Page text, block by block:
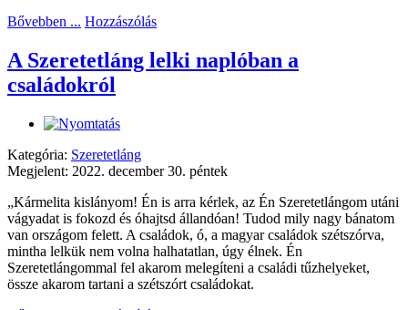
Bővebben ... Hozzászólás
A Szeretetláng lelki naplóban a
családokról
Kategória: Szeretetláng
Megjelent: 2022. december 30. péntek
„Kármelita kislányom! Én is arra kérlek, az Én Szeretetlángom utáni
vágyadat is fokozd és óhajtsd állandóan! Tudod mily nagy bánatom
van országom felett. A családok, ó, a magyar családok szétszórva,
mintha lelkük nem volna halhatatlan, úgy élnek. Én
Szeretetlángommal fel akarom melegíteni a családi tűzhelyeket,
össze akarom tartani a szétszórt családokat.